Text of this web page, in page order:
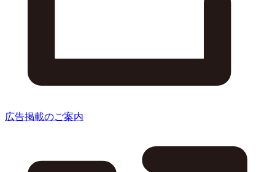
広告掲載のご案内